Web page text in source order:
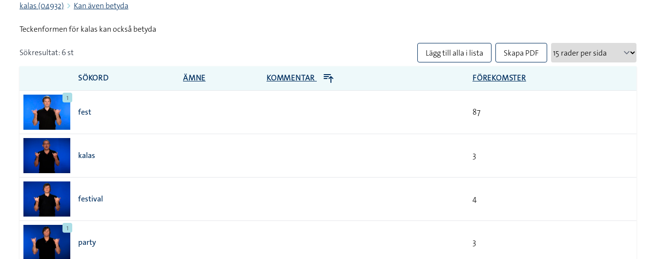
kalas (04932) Kan även betyda
Teckenformen för kalas kan också betyda
Sökresultat: 6 st Lägg till alla i lista Skapa PDF
SÖKORD ÄMNE KOMMENTAR FÖREKOMSTER
1
fest 87
kalas 3
festival 4
1
party 3